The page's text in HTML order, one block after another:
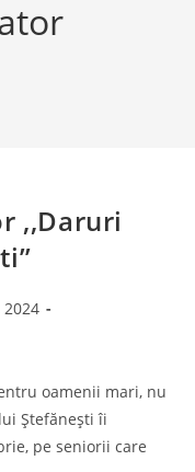
,,Daruri
oamenii mari, nu
Ștefănești îi
pe seniorii care